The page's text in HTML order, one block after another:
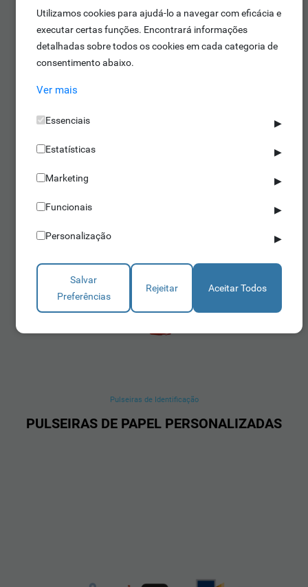
Pulseiras com ou sem tecnologia RFID
para identificação em diversos contextos.
Pulseiras de Identificação
PULSEIRAS DE PAPEL PERSONALIZADAS
Utilizamos cookies para ajudá-lo a navegar com eficácia e
executar certas funções. Encontrará informações
detalhadas sobre todos os cookies em cada categoria de
consentimento abaixo.
Ver mais
Essenciais ▶
Estatísticas ▶
Marketing ▶
Funcionais ▶
Personalização ▶
Salvar
Preferências
Rejeitar Aceitar Todos